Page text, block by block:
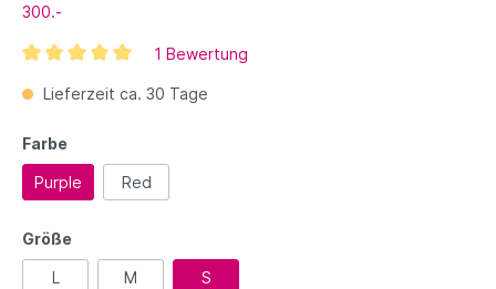
300.-
1 Bewertung
Lieferzeit ca. 30 Tage
Farbe
Purple Red
Größe
L M S